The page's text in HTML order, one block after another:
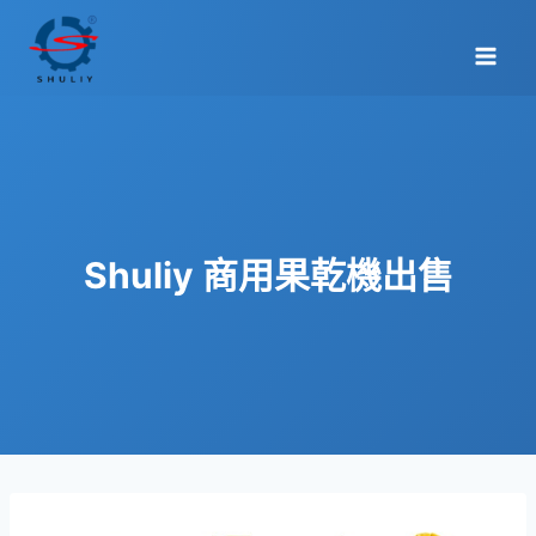
content
Shuliy 商用果乾機出售